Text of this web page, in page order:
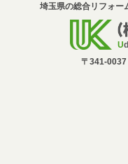
埼玉県の総合リフォー
U
〒341-